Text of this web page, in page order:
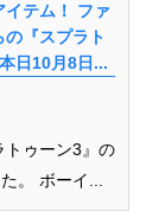
イテム！ ファ
の『スプラト
日10月8日...
トゥーン3』の
。 ボーイ...